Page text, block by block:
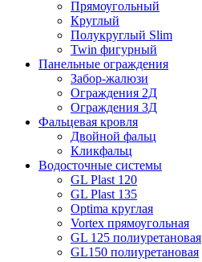
Прямоугольный
Круглый
Полукруглый Slim
Twin фигурный
Панельные ограждения
Забор-жалюзи
Ограждения 2Д
Ограждения 3Д
Фальцевая кровля
Двойной фальц
Кликфальц
Водосточные системы
GL Plast 120
GL Plast 135
Optima круглая
Vortex прямоугольная
GL 125 полиуретановая
GL150 полиуретановая